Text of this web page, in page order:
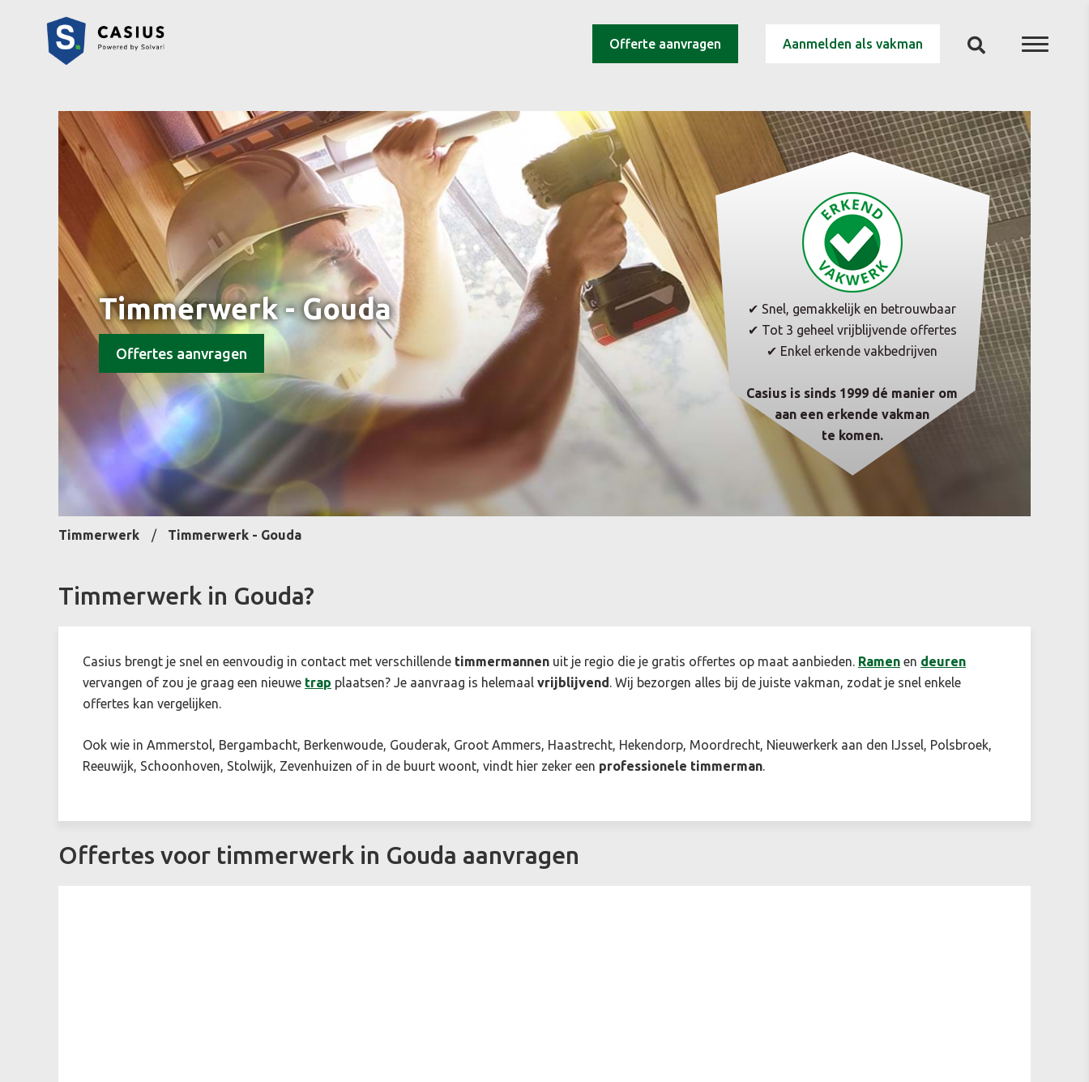
Offerte aanvragen Aanmelden als vakman
Timmerwerk - Gouda
Offertes aanvragen
✔ Snel, gemakkelijk en betrouwbaar
✔ Tot 3 geheel vrijblijvende offertes
✔ Enkel erkende vakbedrijven
Casius is sinds 1999 dé manier om
aan een erkende vakman
te komen.
Timmerwerk Timmerwerk - Gouda
Timmerwerk in Gouda?
Casius brengt je snel en eenvoudig in contact met verschillende timmermannen uit je regio die je gratis offertes op maat aanbieden. Ramen en deuren
vervangen of zou je graag een nieuwe trap plaatsen? Je aanvraag is helemaal vrijblijvend. Wij bezorgen alles bij de juiste vakman, zodat je snel enkele
offertes kan vergelijken.
Ook wie in Ammerstol, Bergambacht, Berkenwoude, Gouderak, Groot Ammers, Haastrecht, Hekendorp, Moordrecht, Nieuwerkerk aan den IJssel, Polsbroek,
Reeuwijk, Schoonhoven, Stolwijk, Zevenhuizen of in de buurt woont, vindt hier zeker een professionele timmerman.
Offertes voor timmerwerk in Gouda aanvragen